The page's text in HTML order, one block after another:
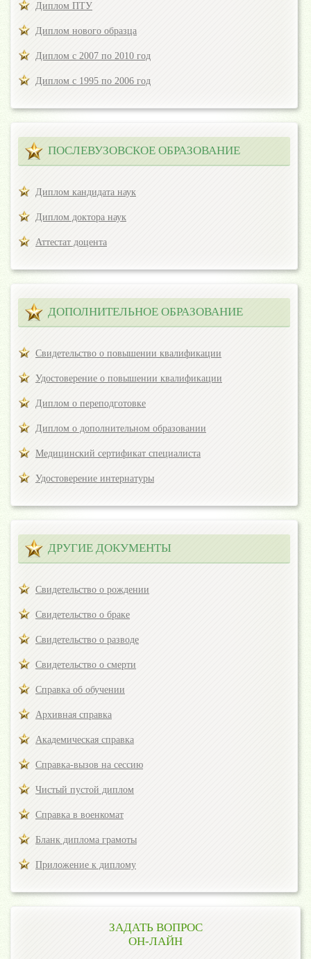
Диплом ПТУ
Диплом нового образца
Диплом с 2007 по 2010 год
Диплом с 1995 по 2006 год
ПОСЛЕВУЗОВСКОЕ ОБРАЗОВАНИЕ
Диплом кандидата наук
Диплом доктора наук
Аттестат доцента
ДОПОЛНИТЕЛЬНОЕ ОБРАЗОВАНИЕ
Свидетельство о повышении квалификации
Удостоверение о повышении квалификации
Диплом о переподготовке
Диплом о дополнительном образовании
Медицинский сертификат специалиста
Удостоверение интернатуры
ДРУГИЕ ДОКУМЕНТЫ
Свидетельство о рождении
Свидетельство о браке
Свидетельство о разводе
Свидетельство о смерти
Справка об обучении
Архивная справка
Академическая справка
Справка-вызов на сессию
Чистый пустой диплом
Справка в военкомат
Бланк диплома грамоты
Приложение к диплому
ЗАДАТЬ ВОПРОС
ОН-ЛАЙН